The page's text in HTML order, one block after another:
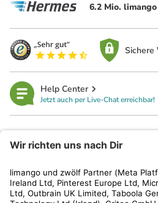
6.2 Mio.
Sichere
Help Center
Jetzt auch per Live-Chat erreichbar!
Kundenservice